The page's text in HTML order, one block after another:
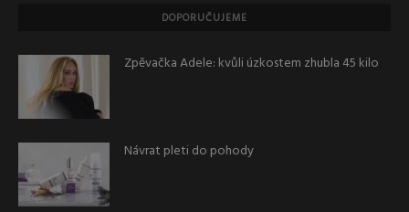
DOPORUČUJEME
Zpěvačka Adele: kvůli úzkostem zhubla 45 kilo
Návrat pleti do pohody